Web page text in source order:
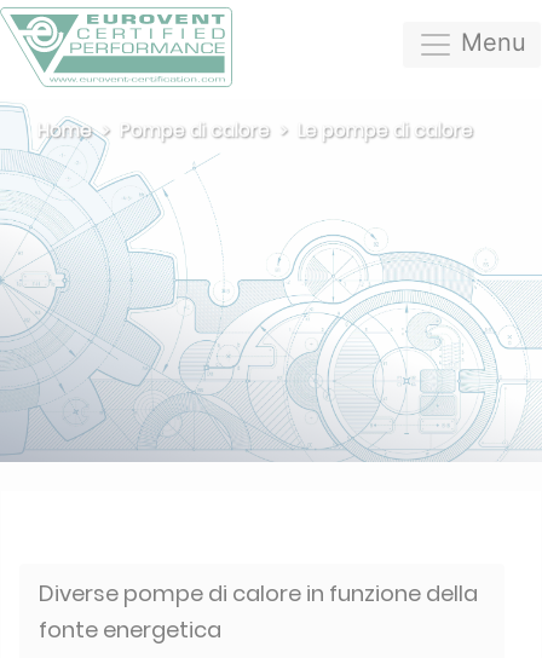
Menu
Home Pompe di calore Le pompe di calore
Diverse pompe di calore in funzione della
fonte energetica